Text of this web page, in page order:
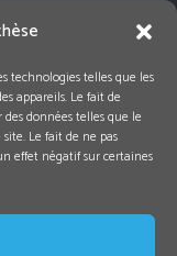
technologies telles que les
appareils. Le fait de
données telles que le
Le fait de ne pas
effet négatif sur certaines